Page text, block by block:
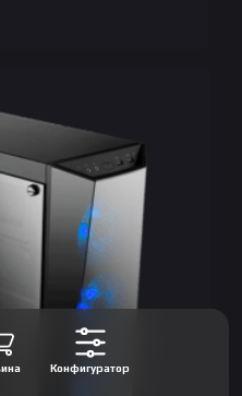
Конфигуратор